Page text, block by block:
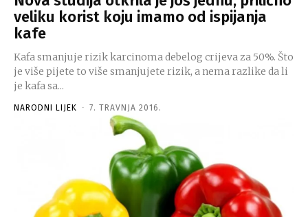
veliku korist koju imamo od ispijanja
kafe
Kafa smanjuje rizik karcinoma debelog crijeva za 50%. Što
je više pijete to više smanjujete rizik, a nema razlike da li
je kafa sa...
NARODNI LIJEK - 7. TRAVNJA 2016.